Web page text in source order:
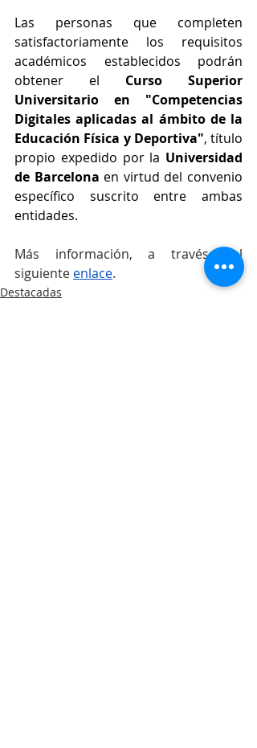
Las personas que completen
satisfactoriamente los requisitos
académicos establecidos podrán
obtener el Curso Superior
Universitario en "Competencias
Digitales aplicadas al ámbito de la
Educación Física y Deportiva", título
propio expedido por la Universidad
de Barcelona en virtud del convenio
específico suscrito entre ambas
entidades.
Más información, a través del
siguiente enlace.
Destacadas